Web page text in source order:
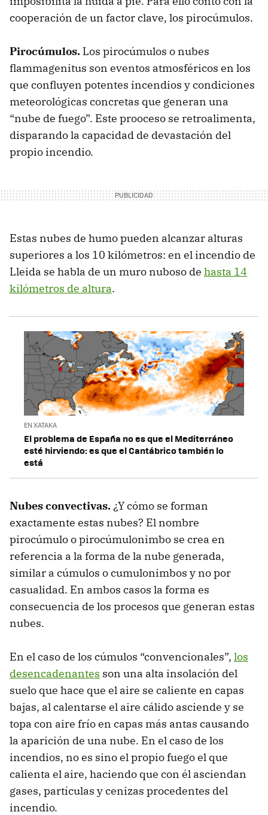
cooperación de un factor clave, los pirocúmulos.
Pirocúmulos. Los pirocúmulos o nubes
flammagenitus son eventos atmosféricos en los
que confluyen potentes incendios y condiciones
meteorológicas concretas que generan una
“nube de fuego”. Este prooceso se retroalimenta,
disparando la capacidad de devastación del
propio incendio.
Estas nubes de humo pueden alcanzar alturas
superiores a los 10 kilómetros: en el incendio de
Lleida se habla de un muro nuboso de hasta 14
kilómetros de altura.
EN XATAKA
El problema de España no es que el Mediterráneo
esté hirviendo: es que el Cantábrico también lo
está
Nubes convectivas.¿Y cómo se forman
exactamente estas nubes? El nombre
pirocúmulo o pirocúmulonimbo se crea en
referencia a la forma de la nube generada,
similar a cúmulos o cumulonimbos y no por
casualidad. En ambos casos la forma es
consecuencia de los procesos que generan estas
nubes.
En el caso de los cúmulos “convencionales”, los
desencadenantes son una alta insolación del
suelo que hace que el aire se caliente en capas
bajas, al calentarse el aire cálido asciende y se
topa con aire frío en capas más antas causando
la aparición de una nube. En el caso de los
incendios, no es sino el propio fuego el que
calienta el aire, haciendo que con él asciendan
gases, partículas y cenizas procedentes del
incendio.